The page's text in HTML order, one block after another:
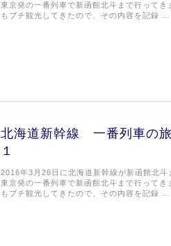
東京発の一番列車で新函館北斗まで行って
もプチ観光してきたので、その内容を記録 …
北海道新幹線 一番列車の
１
2016年3月26日に北海道新幹線が新函館北斗
東京発の一番列車で新函館北斗まで行って
もプチ観光してきたので、その内容を記録 …